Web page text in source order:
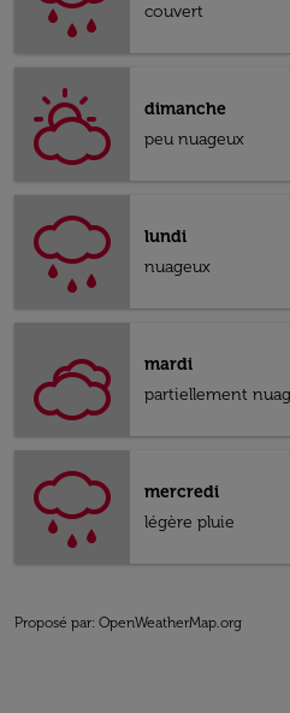
couvert
dimanche
peu nuageux
lundi
nuageux
mardi
partiellement
mercredi
légère pluie
Proposé par: OpenWeatherMap.org